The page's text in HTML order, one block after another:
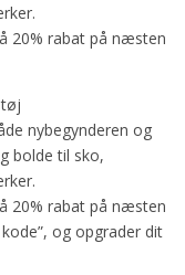
20% rabat på næsten
nybegynderen og
bolde til sko,
20% rabat på næsten
og opgrader dit